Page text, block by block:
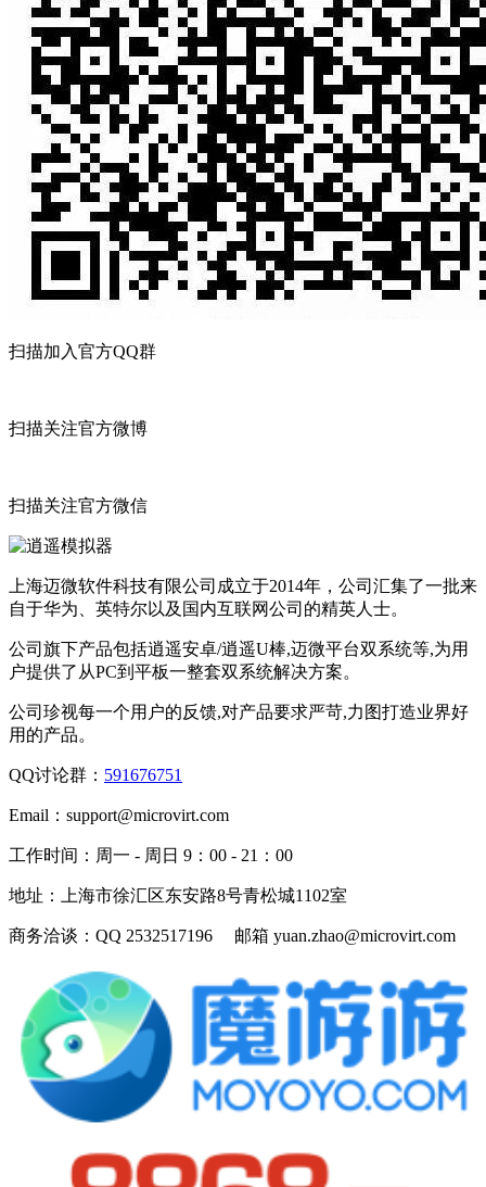
扫描加入官方QQ群
扫描关注官方微博
扫描关注官方微信
上海迈微软件科技有限公司成立于2014年，公司汇集了一批来
自于华为、英特尔以及国内互联网公司的精英人士。
公司旗下产品包括逍遥安卓/逍遥U棒,迈微平台双系统等,为用
户提供了从PC到平板一整套双系统解决方案。
公司珍视每一个用户的反馈,对产品要求严苛,力图打造业界好
用的产品。
QQ讨论群： 591676751
Email： support@microvirt.com
工作时间： 周一 - 周日 9：00 - 21：00
地址： 上海市徐汇区东安路8号青松城1102室
商务洽谈： QQ 2532517196 邮箱 yuan.zhao@microvirt.com